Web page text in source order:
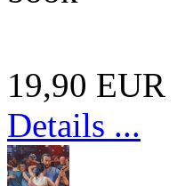
19,90 EUR
Details ...